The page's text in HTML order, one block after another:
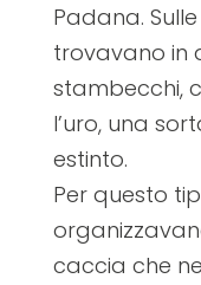
Padana.
trovavano in
stambecchi,
l’uro, una
estinto.
Per questo
caccia che